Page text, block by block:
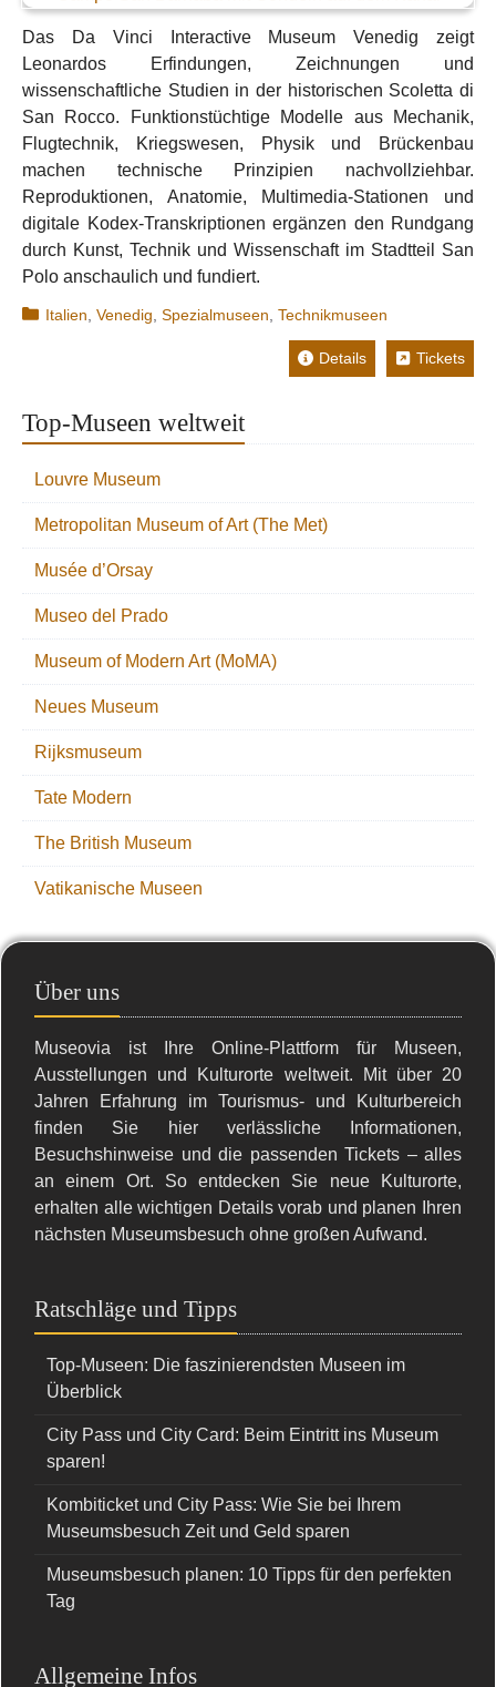
Das Da Vinci Interactive Museum Venedig zeigt
Leonardos Erfindungen, Zeichnungen und
wissenschaftliche Studien in der historischen Scoletta di
San Rocco. Funktionstüchtige Modelle aus Mechanik,
Flugtechnik, Kriegswesen, Physik und Brückenbau
machen technische Prinzipien nachvollziehbar.
Reproduktionen, Anatomie, Multimedia-Stationen und
digitale Kodex-Transkriptionen ergänzen den Rundgang
durch Kunst, Technik und Wissenschaft im Stadtteil San
Polo anschaulich und fundiert.
Kategorien
Italien ,Venedig ,Spezialmuseen ,Technikmuseen
Details Tickets
Top-Museen weltweit
Louvre Museum
Metropolitan Museum of Art (The Met)
Musée d’Orsay
Museo del Prado
Museum of Modern Art (MoMA)
Neues Museum
Rijksmuseum
Tate Modern
The British Museum
Vatikanische Museen
Über uns
Museovia ist Ihre Online-Plattform für Museen,
Ausstellungen und Kulturorte weltweit. Mit über 20
Jahren Erfahrung im Tourismus- und Kulturbereich
finden Sie hier verlässliche Informationen,
Besuchshinweise und die passenden Tickets – alles
an einem Ort. So entdecken Sie neue Kulturorte,
erhalten alle wichtigen Details vorab und planen Ihren
nächsten Museumsbesuch ohne großen Aufwand.
Ratschläge und Tipps
Top-Museen: Die faszinierendsten Museen im
Überblick
City Pass und City Card: Beim Eintritt ins Museum
sparen!
Kombiticket und City Pass: Wie Sie bei Ihrem
Museumsbesuch Zeit und Geld sparen
Museumsbesuch planen: 10 Tipps für den perfekten
Tag
Allgemeine Infos